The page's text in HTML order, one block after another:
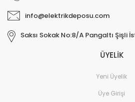
info@elektrikdeposu.com
Saksı Sokak No:8/A Pangaltı Şişli
ÜYELİK
Yeni Üyelik
Üye Girişi